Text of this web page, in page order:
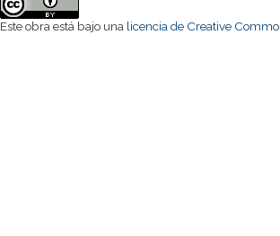
Este obra está bajo una licencia de Creative